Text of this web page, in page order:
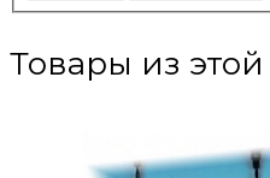
Товары из